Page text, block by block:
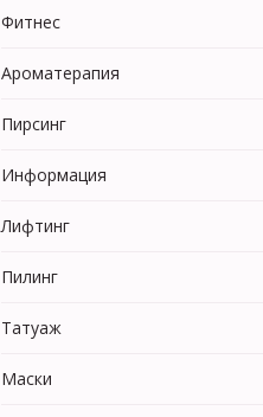
Фитнес
Ароматерапия
Пирсинг
Информация
Лифтинг
Пилинг
Татуаж
Маски